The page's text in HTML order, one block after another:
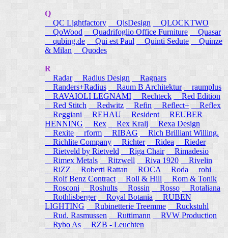
Q
QC Lightfactory
QisDesign
QLOCKTWO
QoWood Quadrifoglio Office Furniture
Quasar
qubing.de
Qui est Paul Quinti Sedute
Quinze
& Milan
Quodes
R
Radar
Radius Design
Ragnars
Randers+Radius
Raum B Architektur raumplus
RAVAIOLI LEGNAMI
Rechteck
Red Edition
Red Stitch
Redwitz Refin Reflect+
Reflex
Reggiani
REHAU Resident
REUBER
HENNING
Rex Rex Kralj
Rexa Design
Rexite
rform RIBAG
Rich Brilliant Willing.
Richlite Company
Richter Ridea
Rieder
Rietveld by Rietveld
Riga Chair
Rimadesio
Rimex Metals
Ritzwell Riva 1920
Rivelin
RiZZ
Roberti Rattan ROCA Roda
rohi
Rolf Benz Contract
Roll & Hill
Rom & Tonik
Rosconi Roshults Rossin Rosso
Rotaliana
Rothlisberger
Royal Botania
RUBEN
LIGHTING
Rubinetterie Treemme
Ruckstuhl
Rud. Rasmussen
Ruttimann
RVW Production
Rybo As
RZB - Leuchten